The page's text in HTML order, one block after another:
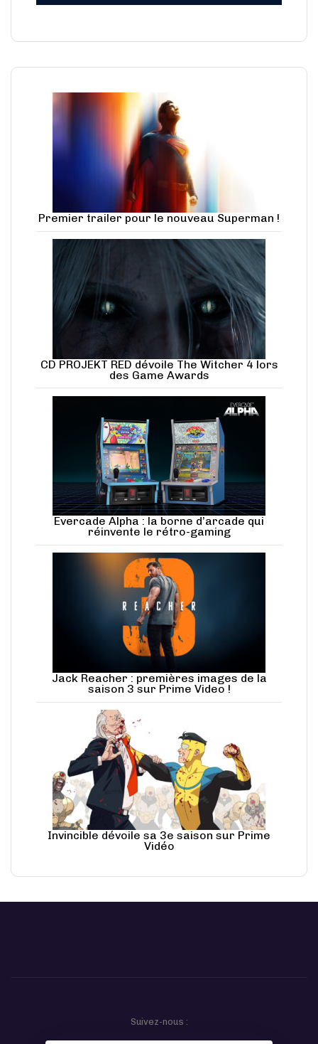
Premier trailer pour le nouveau Superman !
CD PROJEKT RED dévoile The Witcher 4 lors
des Game Awards
Evercade Alpha : la borne d’arcade qui
réinvente le rétro-gaming
Jack Reacher : premières images de la
saison 3 sur Prime Video !
Invincible dévoile sa 3e saison sur Prime
Vidéo
Suivez-nous :